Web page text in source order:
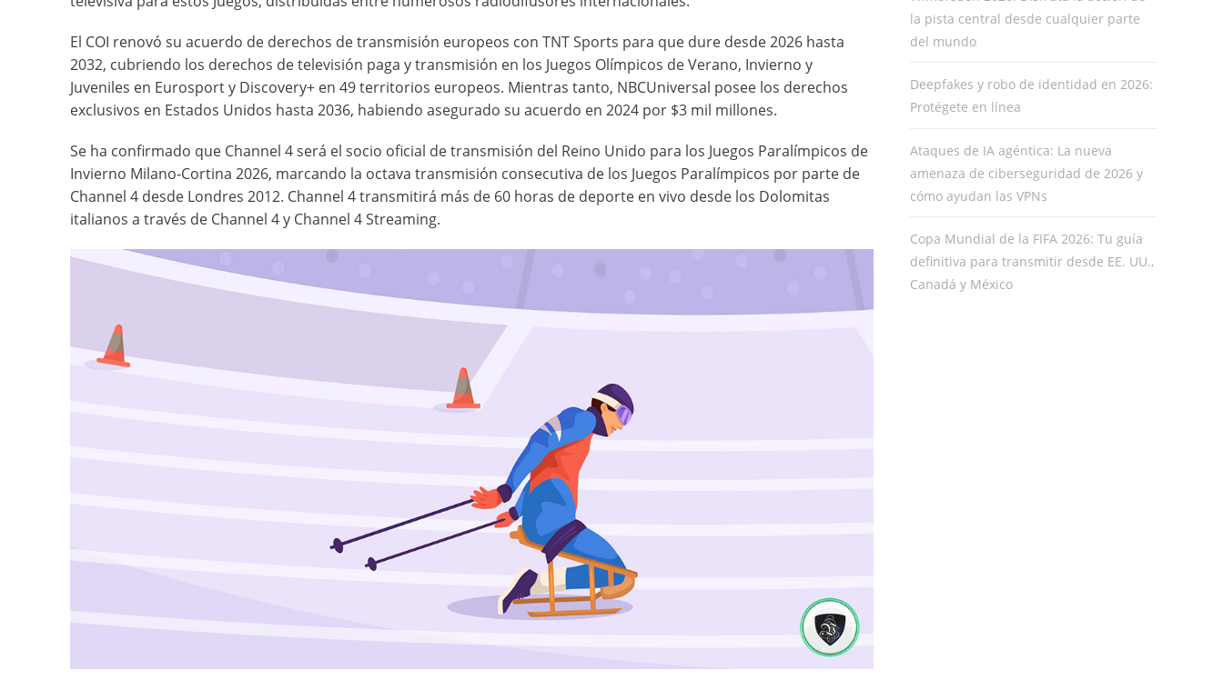
El COI renovó su acuerdo de derechos de transmisión europeos con TNT Sports para que dure desde 2026 hasta
2032, cubriendo los derechos de televisión paga y transmisión en los Juegos Olímpicos de Verano, Invierno y
Juveniles en Eurosport y Discovery+ en 49 territorios europeos. Mientras tanto, NBCUniversal posee los derechos
exclusivos en Estados Unidos hasta 2036, habiendo asegurado su acuerdo en 2024 por $3 mil millones.
Se ha confirmado que Channel 4 será el socio oficial de transmisión del Reino Unido para los Juegos Paralímpicos de
Invierno Milano-Cortina 2026, marcando la octava transmisión consecutiva de los Juegos Paralímpicos por parte de
Channel 4 desde Londres 2012. Channel 4 transmitirá más de 60 horas de deporte en vivo desde los Dolomitas
italianos a través de Channel 4 y Channel 4 Streaming.
la pista central desde cualquier parte
del mundo
Deepfakes y robo de identidad en 2026:
Protégete en línea
Ataques de IA agéntica: La nueva
amenaza de ciberseguridad de 2026 y
cómo ayudan las VPNs
Copa Mundial de la FIFA 2026: Tu guía
definitiva para transmitir desde EE. UU.,
Canadá y México